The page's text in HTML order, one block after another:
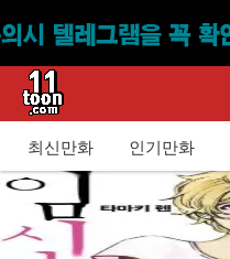
최신만화 인기만화